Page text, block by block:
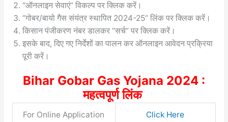
“ऑनलाइन सेवाएं” विकल्प पर क्लिक करें।
“गोबर/बायो गैस संयंत्र स्थापित 2024-25” लिंक पर क्लिक करें।
किसान पंजीकरण नंबर डालकर “सर्च” पर क्लिक करें।
इसके बाद, दिए गए निर्देशों का पालन कर ऑनलाइन आवेदन प्रक्रिया
पूरी करें।
Bihar Gobar Gas Yojana 2024 :
महत्वपूर्ण लिंक
For Online Application Click Here